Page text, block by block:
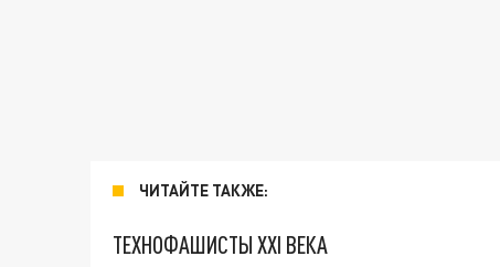
ЧИТАЙТЕ ТАКЖЕ:
ТЕХНОФАШИСТЫ XXI ВЕКА